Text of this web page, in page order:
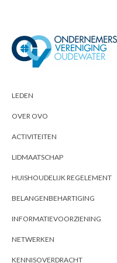
LEDEN
OVER OVO
ACTIVITEITEN
LIDMAATSCHAP
HUISHOUDELIJK REGELEMENT
BELANGENBEHARTIGING
INFORMATIEVOORZIENING
NETWERKEN
KENNISOVERDRACHT